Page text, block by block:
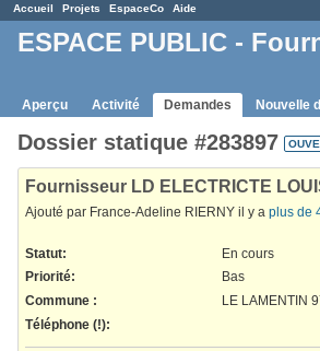
Accueil Projets EspaceCo Aide
ESPACE PUBLIC -
Aperçu Activité Demandes Nouvelle
Dossier statique #283897
Fournisseur LD ELECTRICTE
Ajouté par France-Adeline RIERNY il y a plus de
Statut:
En cours
Priorité:
Bas
Commune :
LE LAMENTIN
Téléphone (!):